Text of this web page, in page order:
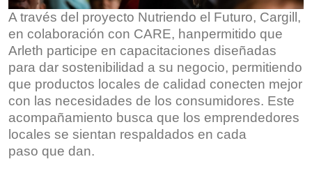
A través del proyecto Nutriendo el Futuro, Cargill,
en colaboración con CARE, hanpermitido que
Arleth participe en capacitaciones diseñadas
para dar sostenibilidad a su negocio, permitiendo
que productos locales de calidad conecten mejor
con las necesidades de los consumidores. Este
acompañamiento busca que los emprendedores
locales se sientan respaldados en cada
paso que dan.